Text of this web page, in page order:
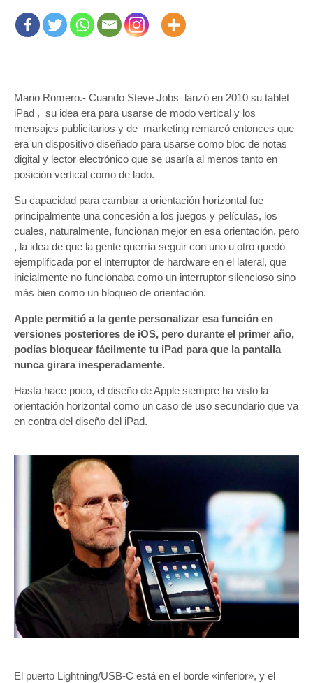
Mario Romero.- Cuando Steve Jobs lanzó en 2010 su tablet
iPad , su idea era para usarse de modo vertical y los
mensajes publicitarios y de marketing remarcó entonces que
era un dispositivo diseñado para usarse como bloc de notas
digital y lector electrónico que se usaría al menos tanto en
posición vertical como de lado.
Su capacidad para cambiar a orientación horizontal fue
principalmente una concesión a los juegos y películas, los
cuales, naturalmente, funcionan mejor en esa orientación, pero
, la idea de que la gente querría seguir con uno u otro quedó
ejemplificada por el interruptor de hardware en el lateral, que
inicialmente no funcionaba como un interruptor silencioso sino
más bien como un bloqueo de orientación.
Apple permitió a la gente personalizar esa función en
versiones posteriores de iOS, pero durante el primer año,
podías bloquear fácilmente tu iPad para que la pantalla
nunca girara inesperadamente.
Hasta hace poco, el diseño de Apple siempre ha visto la
orientación horizontal como un caso de uso secundario que va
en contra del diseño del iPad.
El puerto Lightning/USB-C está en el borde «inferior», y el